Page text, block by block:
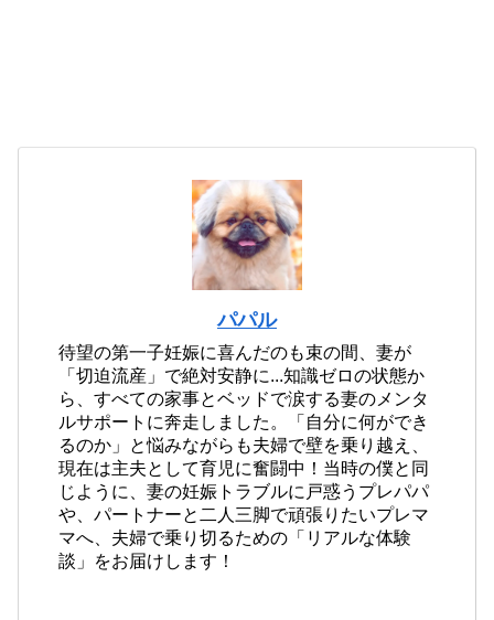
パパル
待望の第一子妊娠に喜んだのも束の間、妻が
「切迫流産」で絶対安静に...知識ゼロの状態か
ら、すべての家事とベッドで涙する妻のメンタ
ルサポートに奔走しました。「自分に何ができ
るのか」と悩みながらも夫婦で壁を乗り越え、
現在は主夫として育児に奮闘中！当時の僕と同
じように、妻の妊娠トラブルに戸惑うプレパパ
や、パートナーと二人三脚で頑張りたいプレマ
マへ、夫婦で乗り切るための「リアルな体験
談」をお届けします！